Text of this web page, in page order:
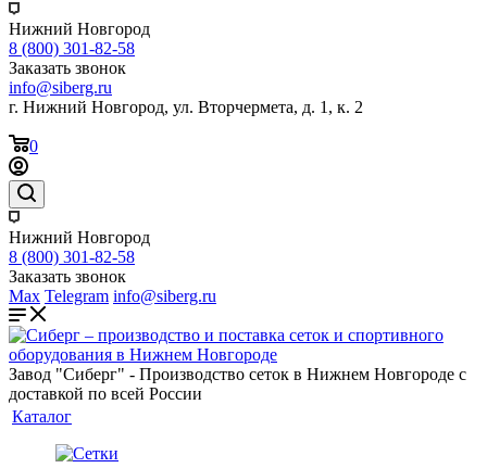
Нижний Новгород
8 (800) 301-82-58
Заказать звонок
info@siberg.ru
г. Нижний Новгород, ул. Вторчермета, д. 1, к. 2
0
Нижний Новгород
8 (800) 301-82-58
Заказать звонок
Max Telegram info@siberg.ru
Завод "Сиберг" - Производство сеток в Нижнем Новгороде с
доставкой по всей России
Каталог